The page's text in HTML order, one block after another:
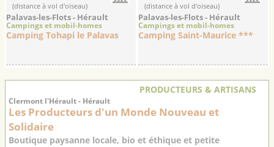
(distance à vol d'oiseau)
Palavas-les-Flots - Hérault
Campings et mobil-homes
Camping Tohapi le Palavas
(distance à vol d'oiseau)
Palavas-les-Flots - Hérault
Campings et mobil-homes
Camping Saint-Maurice ***
PRODUCTEURS & ARTISANS
Clermont l'Hérault - Hérault
Les Producteurs d'un Monde Nouveau et
Solidaire
Boutique paysanne locale, bio et éthique et petite